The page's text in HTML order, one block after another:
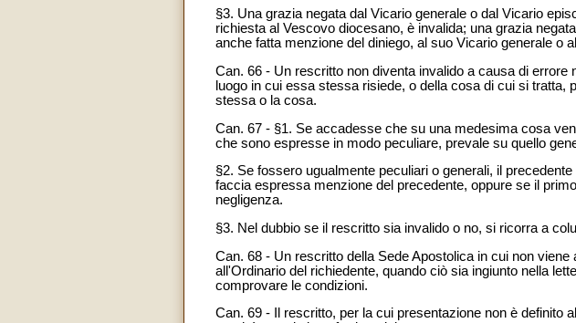
§3. Una grazia negata dal Vicario generale o dal Vicario
richiesta al Vescovo diocesano, è invalida; una grazia
anche fatta menzione del diniego, al suo Vicario generale o
Can. 66 - Un rescritto non diventa invalido a causa di
luogo in cui essa stessa risiede, o della cosa di cui si
stessa o la cosa.
Can. 67 - §1. Se accadesse che su una medesima cosa
che sono espresse in modo peculiare, prevale su quello
§2. Se fossero ugualmente peculiari o generali, il
faccia espressa menzione del precedente, oppure se il
negligenza.
§3. Nel dubbio se il rescritto sia invalido o no, si ricorra a
Can. 68 - Un rescritto della Sede Apostolica in cui non
all'Ordinario del richiedente, quando ciò sia ingiunto nella
comprovare le condizioni.
Can. 69 - Il rescritto, per la cui presentazione non è definito